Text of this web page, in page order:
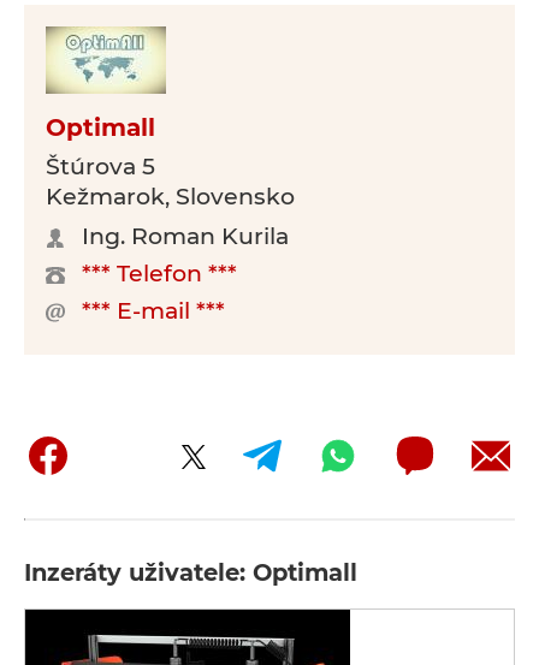
Optimall
Štúrova 5
Kežmarok, Slovensko
Ing. Roman Kurila
*** Telefon ***
*** E-mail ***
Inzeráty uživatele: Optimall